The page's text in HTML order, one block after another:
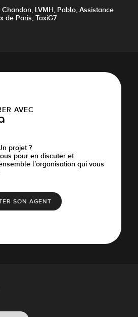
LVMH, Pablo, Assistance
de Paris, TaxiG7
AVEC
projet ?
pour en discuter et
l’organisation qui vous
SON AGENT